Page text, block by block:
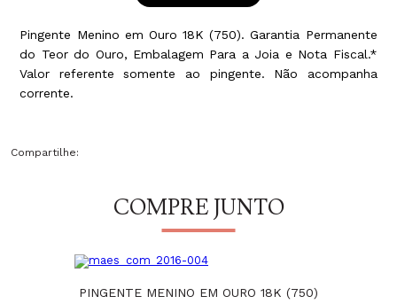
Pingente Menino em Ouro 18K (750). Garantia Permanente
do Teor do Ouro, Embalagem Para a Joia e Nota Fiscal.*
Valor referente somente ao pingente. Não acompanha
corrente.
Compartilhe:
COMPRE JUNTO
PINGENTE MENINO EM OURO 18K (750)